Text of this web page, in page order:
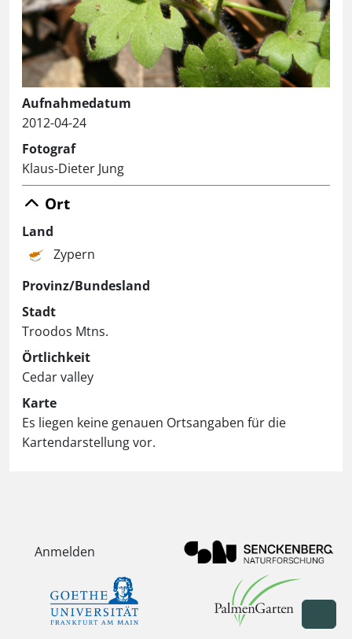
Aufnahmedatum
2012-04-24
Fotograf
Klaus-Dieter Jung
Ort
Land
Zypern
Provinz/Bundesland
Stadt
Troodos Mtns.
Örtlichkeit
Cedar valley
Karte
Es liegen keine genauen Ortsangaben für die
Kartendarstellung vor.
Anmelden